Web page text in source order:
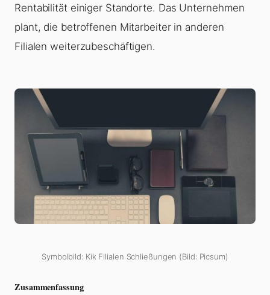
Rentabilität einiger Standorte. Das Unternehmen
plant, die betroffenen Mitarbeiter in anderen
Filialen weiterzubeschäftigen.
Symbolbild: Kik Filialen Schließungen (Bild: Picsum)
Zusammenfassung